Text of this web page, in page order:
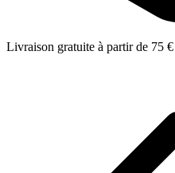
Livraison gratuite à partir de 75 €